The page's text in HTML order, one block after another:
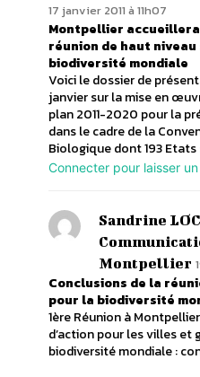
17 janvier 2011 à 11h07
Montpellier accueillera
réunion de haut
biodiversité mondiale
Voici le dossier de
janvier sur la mise en
plan 2011-2020 pour la
dans le cadre de la
Biologique dont 193
Connecter pour laisser
Sandrine
Montpellier
Conclusions de la
pour la biodiversité
1ère Réunion à
d’action pour les villes
biodiversité mondiale :